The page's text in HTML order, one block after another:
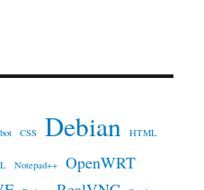
CSS Debian HTML
Notepad++ OpenWRT